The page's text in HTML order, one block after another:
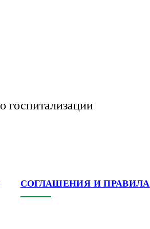
о госпитализации
СОГЛАШЕНИЯ И ПРАВИЛА